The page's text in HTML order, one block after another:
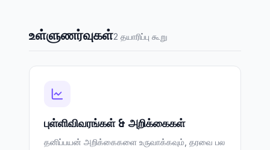
உள்ளுணர்வுகள்2 தயாரிப்பு கூறு
புள்ளிவிவரங்கள் & அறிக்கைகள்
தனிப்பயன் அறிக்கைகளை உருவாக்கவும், தரவை பல